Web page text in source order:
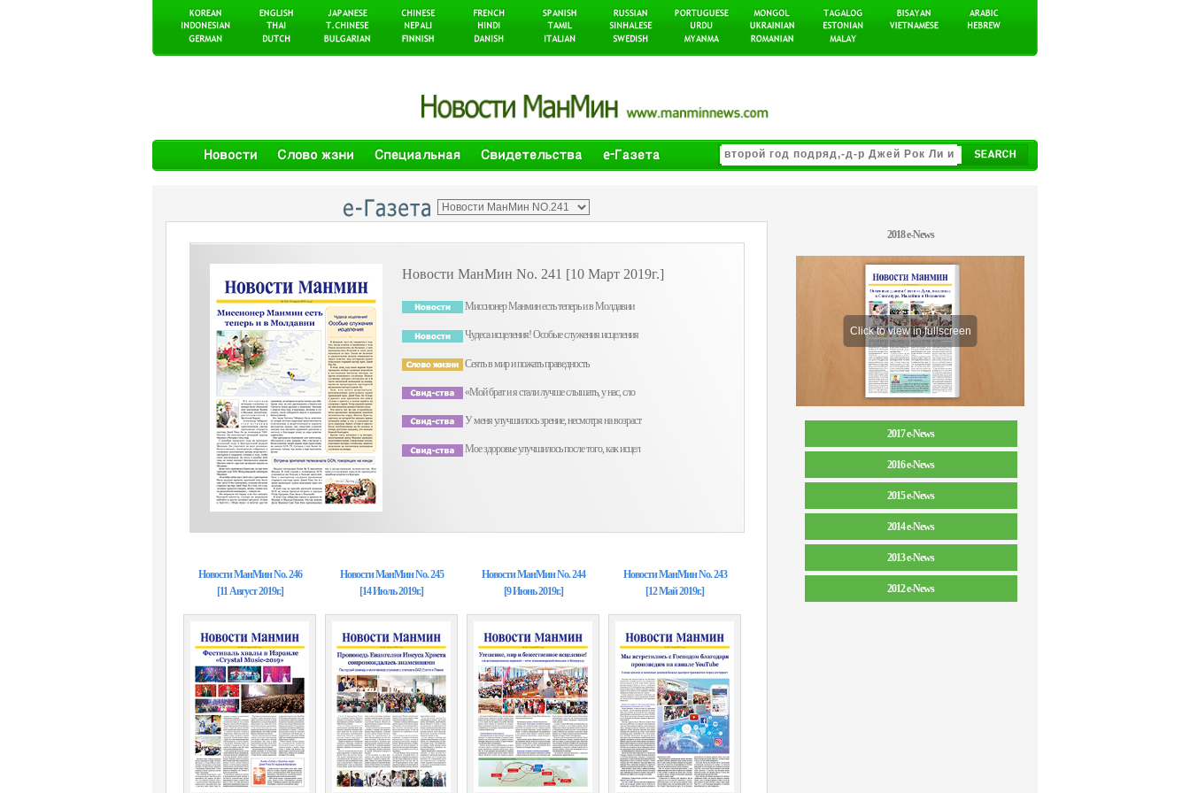
Hовости MанMин No. 241 [10 Март 2019г.]
Миссионер Манмин есть теперь и в Молдавии
Чудеса исцеления! Особые служения исцеления
Сеять в мир и пожать праведность
«Мой брат и я стали лучше слышать, у нас, сло
У меня улучшилось зрение, несмотря на возраст
Мое здоровье улучшилось после того, как исцел
Hовости MанMин No. 246
[11 Август 2019г.]
Hовости MанMин No. 245
[14 Июль 2019г.]
Hовости MанMин No. 244
[9 Июнь 2019г.]
Hовости MанMин No. 243
[12 Май 2019г.]
2018 e-News
2017 e-News
2016 e-News
2015 e-News
2014 e-News
2013 e-News
2012 e-News